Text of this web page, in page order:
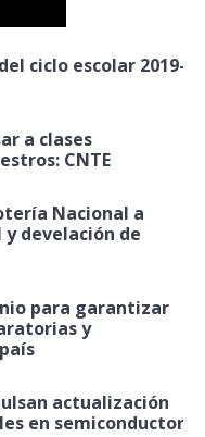
ciclo escolar 2019-
a clases
CNTE
Nacional a
develación de
para garantizar
y
actualización
en semiconductores